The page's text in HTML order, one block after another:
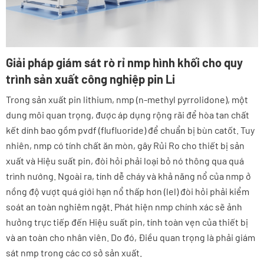
Giải pháp giám sát rò rỉ nmp hình khối cho quy
trình sản xuất công nghiệp pin Li
Trong sản xuất pin lithium, nmp (n-methyl pyrrolidone), một
dung môi quan trọng, được áp dụng rộng rãi để hòa tan chất
kết dính bao gồm pvdf (flufluoride) để chuẩn bị bùn catốt. Tuy
nhiên, nmp có tính chất ăn mòn, gây Rủi Ro cho thiết bị sản
xuất và Hiệu suất pin, đòi hỏi phải loại bỏ nó thông qua quá
trình nướng. Ngoài ra, tính dễ cháy và khả năng nổ của nmp ở
nồng độ vượt quá giới hạn nổ thấp hơn (lel) đòi hỏi phải kiểm
soát an toàn nghiêm ngặt. Phát hiện nmp chính xác sẽ ảnh
hưởng trực tiếp đến Hiệu suất pin, tính toàn vẹn của thiết bị
và an toàn cho nhân viên. Do đó, Điều quan trọng là phải giám
sát nmp trong các cơ sở sản xuất.